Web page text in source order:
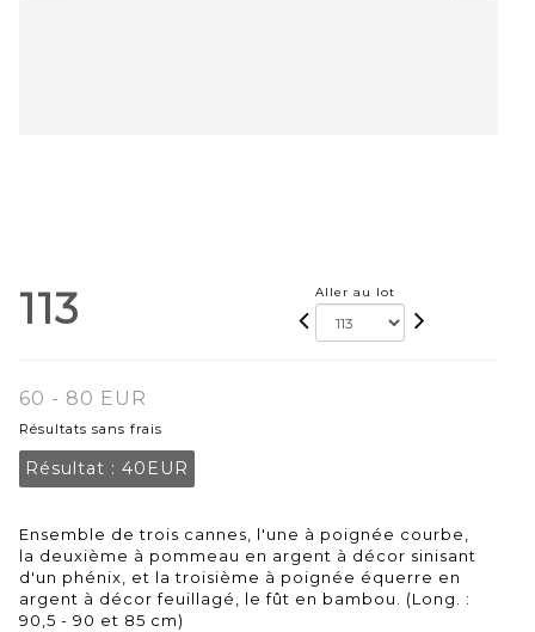
113 Aller au lot
60 - 80 EUR
Résultats sans frais
Résultat : 40EUR
Ensemble de trois cannes, l'une à poignée courbe,
la deuxième à pommeau en argent à décor sinisant
d'un phénix, et la troisième à poignée équerre en
argent à décor feuillagé, le fût en bambou. (Long. :
90,5 - 90 et 85 cm)